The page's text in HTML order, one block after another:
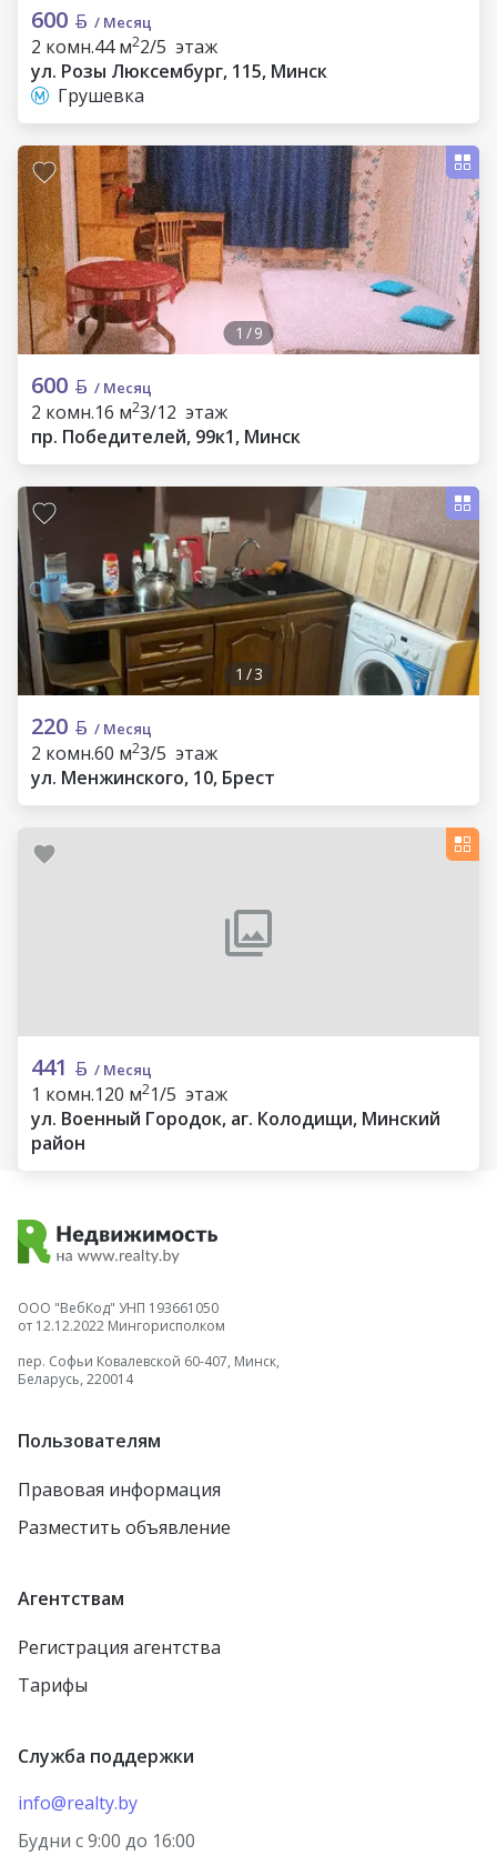
600 / Месяц
2 комн.44 м22/5 этаж
ул. Розы Люксембург, 115, Минск
Грушевка
1 /9
600 / Месяц
2 комн.16 м23/12 этаж
пр. Победителей, 99к1, Минск
1 /3
220 / Месяц
2 комн.60 м23/5 этаж
ул. Менжинского, 10, Брест
441 / Месяц
1 комн.120 м21/5 этаж
ул. Военный Городок, аг. Колодищи, Минский
район
ООО "ВебКод" УНП 193661050
от 12.12.2022 Мингорисполком
пер. Софьи Ковалевской 60-407, Минск,
Беларусь, 220014
Пользователям
Правовая информация
Разместить объявление
Агентствам
Регистрация агентства
Тарифы
Служба поддержки
info@realty.by
Будни с 9:00 до 16:00